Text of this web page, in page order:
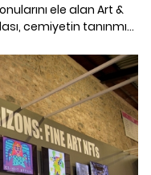
ele alan Art &
cemiyetin tanınmış